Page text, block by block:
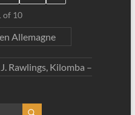
of 10
Allemagne
Rawlings, Kilomba –